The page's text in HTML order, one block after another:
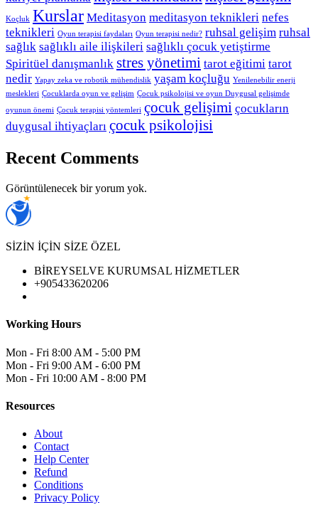
Koçluk Kurslar Meditasyon meditasyon teknikleri nefes
teknikleri Oyun terapisi faydaları Oyun terapisi nedir? ruhsal gelişim ruhsal
sağlık sağlıklı aile ilişkileri sağlıklı çocuk yetiştirme
Spiritüel danışmanlık stres yönetimi tarot eğitimi tarot
nedir Yapay zeka ve robotik mühendislik yaşam koçluğu Yenilenebilir enerji
meslekleri Çocuklarda oyun ve gelişim Çocuk psikolojisi ve oyun Duygusal gelişimde
oyunun önemi Çocuk terapisi yöntemleri çocuk gelişimi çocukların
duygusal ihtiyaçları çocuk psikolojisi
Recent Comments
Görüntülenecek bir yorum yok.
SİZİN İÇİN SİZE ÖZEL
BİREYSELVE KURUMSAL HİZMETLER
+905433620206
Working Hours
Mon - Fri 8:00 AM - 5:00 PM
Mon - Fri 9:00 AM - 6:00 PM
Mon - Fri 10:00 AM - 8:00 PM
Resources
About
Contact
Help Center
Refund
Conditions
Privacy Policy